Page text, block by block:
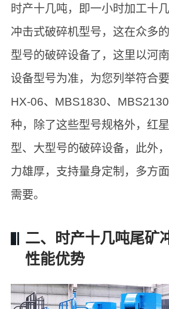
时产十几吨，即一小时加工十
冲击式破碎机型号，这在众多
型号的破碎设备了，这里以河
设备型号为准，为您列举符合
HX-06、MBS1830、
种，除了这些型号规格外，红
型、大型号的破碎设备，此外
力雄厚，支持量身定制，多方
需要。
二、时产十几吨尾矿
性能优势